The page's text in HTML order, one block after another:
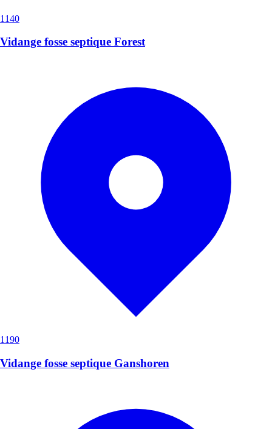
1140
Vidange fosse septique Forest
1190
Vidange fosse septique Ganshoren